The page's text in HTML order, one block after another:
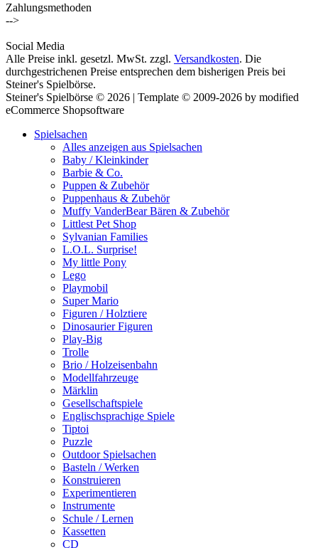
Zahlungsmethoden
-->
Social Media
Alle Preise inkl. gesetzl. MwSt. zzgl. Versandkosten. Die
durchgestrichenen Preise entsprechen dem bisherigen Preis bei
Steiner's Spielbörse.
Steiner's Spielbörse © 2026 | Template © 2009-2026 by modified
eCommerce Shopsoftware
Spielsachen
Alles anzeigen aus Spielsachen
Baby / Kleinkinder
Barbie & Co.
Puppen & Zubehör
Puppenhaus & Zubehör
Muffy VanderBear Bären & Zubehör
Littlest Pet Shop
Sylvanian Families
L.O.L. Surprise!
My little Pony
Lego
Playmobil
Super Mario
Figuren / Holztiere
Dinosaurier Figuren
Play-Big
Trolle
Brio / Holzeisenbahn
Modellfahrzeuge
Märklin
Gesellschaftspiele
Englischsprachige Spiele
Tiptoi
Puzzle
Outdoor Spielsachen
Basteln / Werken
Konstruieren
Experimentieren
Instrumente
Schule / Lernen
Kassetten
CD